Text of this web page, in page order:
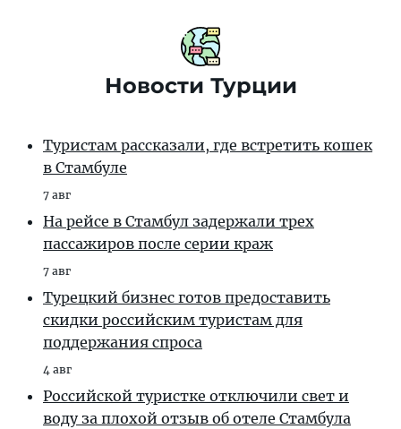
Новости Турции
Туристам рассказали, где встретить кошек
в Стамбуле
7 авг
На рейсе в Стамбул задержали трех
пассажиров после серии краж
7 авг
Турецкий бизнес готов предоставить
скидки российским туристам для
поддержания спроса
4 авг
Российской туристке отключили свет и
воду за плохой отзыв об отеле Стамбула